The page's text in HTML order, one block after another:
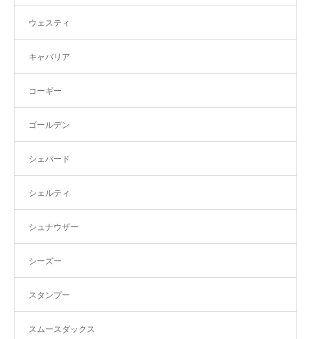
ウェスティ
キャバリア
コーギー
ゴールデン
シェパード
シェルティ
シュナウザー
シーズー
スタンプー
スムースダックス